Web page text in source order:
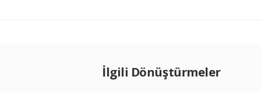
İlgili Dönüştürmeler